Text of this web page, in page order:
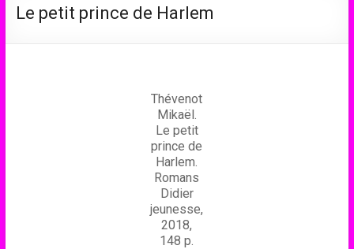
collégiens
Le petit prince de Harlem
Thévenot
Mikaël.
Le petit
prince de
Harlem.
Romans
Didier
jeunesse,
2018,
148 p.